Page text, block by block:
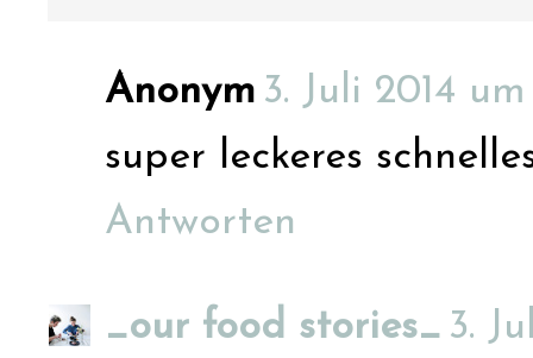
Anonym 3. Juli 2014 um
super leckeres
Antworten
_our food stories_ 3.